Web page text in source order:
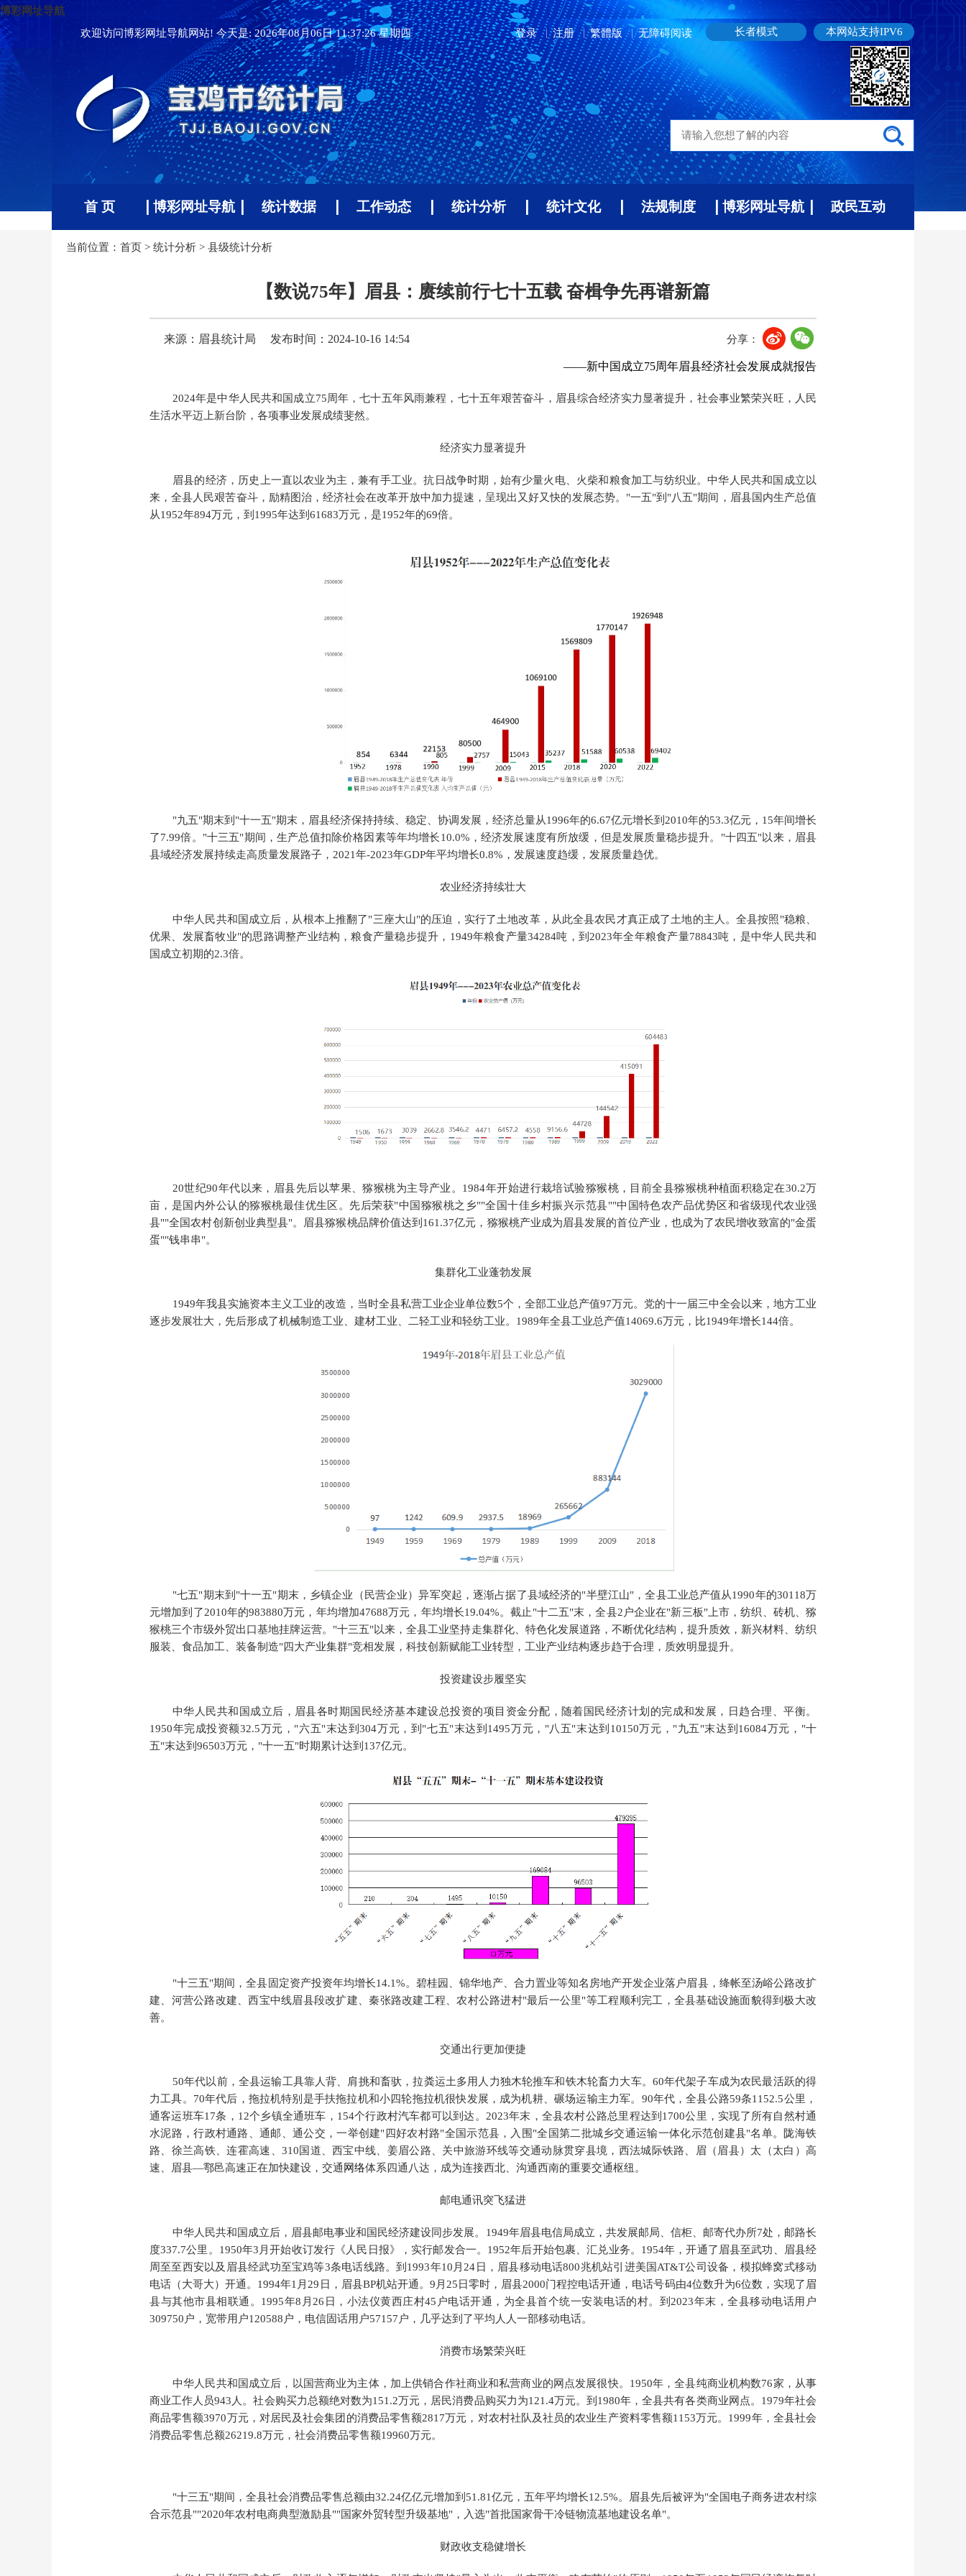
博彩网址导航
欢迎访问博彩网址导航网站! 今天是:2026年08月06日 11:37:27 星期四 本网站支持IPV6
长者模式
登录 注册 繁體版 无障碍阅读
首 页 博彩网址导航 统计数据 工作动态 统计分析 统计文化 法规制度 博彩网址导航 政民互动
当前位置： 首页 > 统计分析 > 县级统计分析
【数说75年】眉县：赓续前行七十五载 奋楫争先再谱新篇
来源：眉县统计局 发布时间：2024-10-16 14:54 分享：
——新中国成立75周年眉县经济社会发展成就报告
2024年是中华人民共和国成立75周年，七十五年风雨兼程，七十五年艰苦奋斗，眉县综合经济实力显著提升，社会事业繁荣兴旺，人民
生活水平迈上新台阶，各项事业发展成绩斐然。
经济实力显著提升
眉县的经济，历史上一直以农业为主，兼有手工业。抗日战争时期，始有少量火电、火柴和粮食加工与纺织业。中华人民共和国成立以
来 ，全县人民艰苦奋斗，励精图治，经济社会在改革开放中加力提速，呈现出又好又快的发展态势。 "一五"到 "八五"期间，眉县国内生产总值
从1952年894万元，到1995年达到61683万元，是1952年的69倍。
"九五"期末到"十一五"期末，眉县经济保持持续、稳定、协调发展，经济总量从1996年的6.67亿元增长到2010年的53.3亿元，15年间增长
了7.99倍。"十三五"期间 ，生产总值扣除价格因素等年均增长10.0% ， 经济发展速度有所放缓，但是发展质量稳步提升。 "十四五"以来，眉县
县域经济发展持续走高质量发展路子，2021年-2023年GDP年平均增长0.8%，发展速度趋缓，发展质量趋优。
农业经济持续壮大
中华人民共和国成立后 ，从根本上推翻了"三座大山"的压迫，实行了土地改革，从此全县农民才真正成了土地的主人。全县按照"稳粮、
优果、发展畜牧业"的思路调整产业结构，粮食产量稳步提升，1949年粮食产量34284吨，到2023年全年粮食产量78843吨，是中华人民共和
国成立初期的2.3倍。
20世纪90年代以来，眉县先后以苹果、猕猴桃为主导产业。 1984年开始进行栽培试验猕猴桃 ， 目前全县猕猴桃种植面积稳定在30.2万
亩，是国内外公认的猕猴桃最佳优生区。先后荣获"中国猕猴桃之乡""全国十佳乡村振兴示范县""中国特色农产品优势区和省级现代农业强
县""全国农村创新创业典型县"。眉县猕猴桃品牌价值达到161.37亿元，猕猴桃产业成为眉县发展的首位产业，也成为了农民增收致富的"金蛋
蛋""钱串串"。
集群化工业蓬勃发展
1949年我县实施资本主义工业的改造，当时全县私营工业企业单位数5个 ，全部工业总产值97万元。 党的十一届三中全会以来，地方工业
逐步发展壮大，先后形成了机械制造工业、建材工业、二轻工业和轻纺工业。 1989年全县工业总产值14069.6万元，比1949年增长144倍。
"七五"期末到"十一五"期末，乡镇企业（民营企业）异军突起，逐渐占据了县域经济的"半壁江山"，全县工业总产值从1990年的30118万
元增加到了2010年的983880万元，年均增加47688万元，年均增长19.04%。截止"十二五"末，全县2户企业在"新三板"上市，纺织、砖机、猕
猴桃三个市级外贸出口基地挂牌运营。"十三五"以来，全县工业坚持走集群化、特色化发展道路，不断优化结构，提升质效，新兴材料、纺织
服装、食品加工、装备制造"四大产业集群"竞相发展，科技创新赋能工业转型，工业产业结构逐步趋于合理，质效明显提升。
投资建设步履坚实
中华人民共和国成立后，眉县各时期国民经济基本建设总投资的项目资金分配，随着国民经济计划的完成和发展，日趋合理、平衡。
1950年完成投资额32.5万元， "六五"末达到304万元 ， 到 "七五"末达到1495万元 ， "八五"末达到10150万元 ， "九五"末达到16084万元，"十
五"末达到96503万元 ， "十一五"时期累计达到137亿元。
"十三五"期间 ，全县 固定资产投资年均增长14.1%。碧桂园、锦华地产、合力置业等知名房地产开发企业落户眉县， 绛帐至汤峪公路改扩
建、河营公路改建、西宝中线眉县段改扩建、秦张路改建工程、农村公路进村"最后一公里"等工程顺利完工，全县基础设施面貌得到极大改
善。
交通出行更加便捷
50年代以前，全县运输工具靠人背、肩挑和畜驮，拉粪运土多用人力独木轮推车和铁木轮畜力大车。60年代架子车成为农民最活跃的得
力工具。70年代后，拖拉机特别是手扶拖拉机和小四轮拖拉机很快发展，成为机耕、碾场运输主力军。90年代，全县公路59条1152.5公里，
通客运班车17条，12个乡镇全通班车，154个行政村汽车都可以到达。2023年末，全县农村公路总里程达到1700公里，实现了所有自然村通
水泥路，行政村通路、通邮、通公交，一举创建"四好农村路"全国示范县，入围"全国第二批城乡交通运输一体化示范创建县"名单。
陇海铁
路、徐兰高铁、连霍高速、 310国道、西宝中线、姜眉公路、关中旅游环线等交通动脉贯穿县境，西法城际铁路、眉（眉县）太（太白）高
速、眉县—鄠邑高速正在加快建设，交通 网络体系四通八达， 成为连接西北、沟通西南的重要交通枢纽。
邮电通讯突飞猛进
中华人民共和国成立后，眉县邮电事业和国民经济建设同步发展。 1949年眉县电信局成立，共发展邮局、信柜、邮寄代办所7处，邮路长
度337.7公里。1950年3月开始收订发行《人民日报》，实行邮发合一。1952年后开始包裹、汇兑业务。1954年，开通了眉县至武功、眉县经
周至至西安以及眉县经武功至宝鸡等3条电话线路。到1993年10月24日，眉县移动电话800兆机站引进美国AT&T公司设备，模拟蜂窝式移动
电话（大哥大）开通。1994年1月29日，眉县BP机站开通。9月25日零时，眉县2000门程控电话开通，电话号码由4位数升为6位数，实现了眉
县与其他市县相联通。1995年8月26日，小法仪黄西庄村45户电话开通，为全县首个统一安装电话的村。到2023年末，全县移动电话用户
309750户，宽带用户120588户，电信固话用户57157户，几乎达到了平均人人一部移动电话。
消费市场繁荣兴旺
中华人民共和国成立后，以国营商业为主体，加上供销合作社商业和私营商业的网点发展很快。 1950年，全县纯商业机构数76家，从事
商业工作人员943人。社会购买力总额绝对数为151.2万元，居民消费品购买力为121.4万元。到1980年，全县共有各类商业网点。1979年社会
商品零售额3970万元，对居民及社会集团的消费品零售额2817万元，对农村社队及社员的农业生产资料零售额1153万元。1999年，全县社会
消费品零售总额26219.8万元，社会消费品零售额19960万元。
"十三五"期间， 全县社会消费品零售总额由32.24亿亿元增加到 51.81亿元，五年平均增长12.5%。眉县先后被评为"全国电子商务进农村综
合示范县""2020年农村电商典型激励县""国家外贸转型升级基地"，入选"首批国家骨干冷链物流基地建设名单"。
财政收支稳健增长